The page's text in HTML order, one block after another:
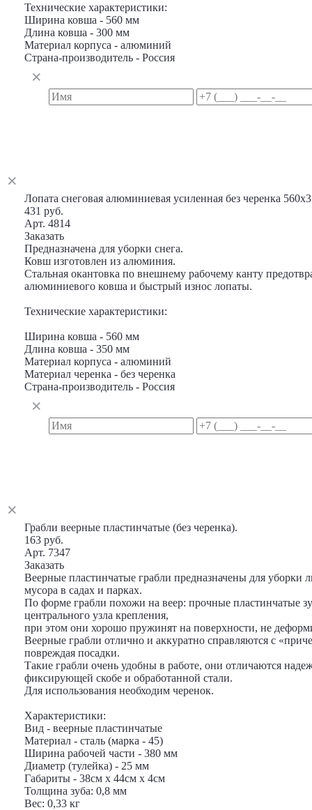
Технические характеристики:
Ширина ковша - 560 мм
Длина ковша - 300 мм
Материал корпуса - алюминий
Страна-производитель - Россия
Лопата снеговая алюминиевая усиленная без черенка
431 руб.
Арт. 4814
Заказать
Предназначена для уборки снега.
Ковш изготовлен из алюминия.
Стальная окантовка по внешнему рабочему канту
алюминиевого ковша и быстрый износ лопаты.
Технические характеристики:
Ширина ковша - 560 мм
Длина ковша - 350 мм
Материал корпуса - алюминий
Материал черенка - без черенка
Страна-производитель - Россия
Грабли веерные пластинчатые (без черенка).
163 руб.
Арт. 7347
Заказать
Веерные пластинчатые грабли предназначены для уборки
мусора в садах и парках.
По форме грабли похожи на веер: прочные пластинчатые
центрального узла крепления,
при этом они хорошо пружинят на поверхности, не
Веерные грабли отлично и аккуратно справляются с
повреждая посадки.
Такие грабли очень удобны в работе, они отличаются
фиксирующей скобе и обработанной стали.
Для использования необходим черенок.
Характеристики:
Вид - веерные пластинчатые
Материал - сталь (марка - 45)
Ширина рабочей части - 380 мм
Диаметр (тулейка) - 25 мм
Габариты - 38см х 44см х 4см
Толщина зуба: 0,8 мм
Вес: 0,33 кг